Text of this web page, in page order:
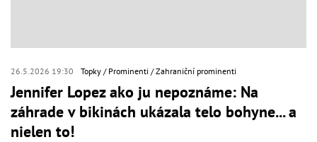
26.5.2026 19:30 Topky Prominenti Zahraniční prominenti
Jennifer Lopez ako ju nepoznáme: Na
záhrade v bikinách ukázala telo bohyne... a
nielen to!